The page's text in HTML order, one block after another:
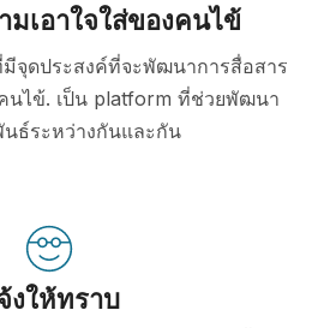
มเอาใจใส่ของคนไข้
มีจุดประสงค์ที่จะพัฒนาการสื่อสาร
ไข้. เป็น platform ที่ช่วยพัฒนา
ธ์ระหว่างกันและกัน
งให้ทราบ